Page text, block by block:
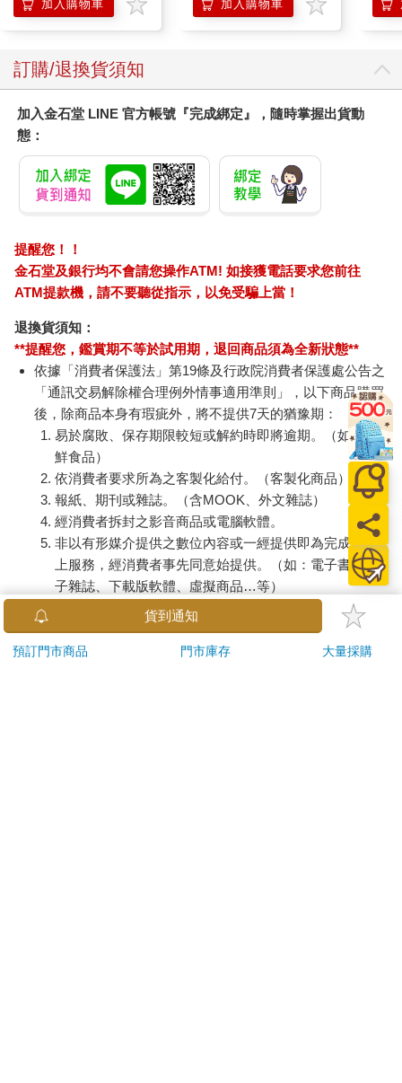
加入購物車 加入購物車
訂購/退換貨須知
加入金石堂 LINE 官方帳號『完成綁定』，隨時掌握出貨動
態：
提醒您！！
金石堂及銀行均不會請您操作ATM! 如接獲電話要求您前往
ATM提款機，請不要聽從指示，以免受騙上當！
退換貨須知：
**提醒您，鑑賞期不等於試用期，退回商品須為全新狀態**
依據「消費者保護法」第19條及行政院消費者保護處公告之
「通訊交易解除權合理例外情事適用準則」，以下商品購買
後，除商品本身有瑕疵外，將不提供7天的猶豫期：
易於腐敗、保存期限較短或解約時即將逾期。（如：生
鮮食品）
依消費者要求所為之客製化給付。（客製化商品）
報紙、期刊或雜誌。（含MOOK、外文雜誌）
經消費者拆封之影音商品或電腦軟體。
非以有形媒介提供之數位內容或一經提供即為完成之線
上服務，經消費者事先同意始提供。（如：電子書、電
子雜誌、下載版軟體、虛擬商品…等）
已拆封之個人衛生用品。（如：內衣褲、刮鬍刀、除毛
若非上列種類商品，均享有到貨7天的猶豫期（含例假
貨到通知
預訂門市商品 門市庫存 大量採購